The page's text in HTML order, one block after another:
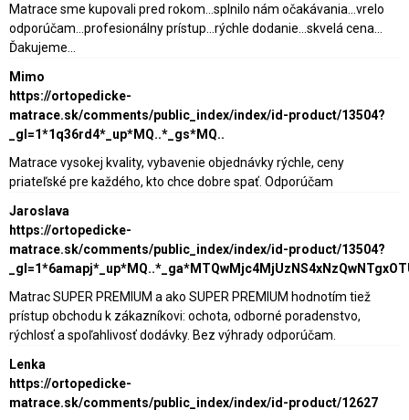
Matrace sme kupovali pred rokom...splnilo nám očakávania...vrelo
odporúčam...profesionálny prístup...rýchle dodanie...skvelá cena...
Ďakujeme...
Mimo
https://ortopedicke-
matrace.sk/comments/public_index/index/id-product/13504?
_gl=1*1q36rd4*_up*MQ..*_gs*MQ..
Matrace vysokej kvality, vybavenie objednávky rýchle, ceny
priateľské pre každého, kto chce dobre spať. Odporúčam
Jaroslava
https://ortopedicke-
matrace.sk/comments/public_index/index/id-product/13504?
Matrac SUPER PREMIUM a ako SUPER PREMIUM hodnotím tiež
prístup obchodu k zákazníkovi: ochota, odborné poradenstvo,
rýchlosť a spoľahlivosť dodávky. Bez výhrady odporúčam.
Lenka
https://ortopedicke-
matrace.sk/comments/public_index/index/id-product/12627